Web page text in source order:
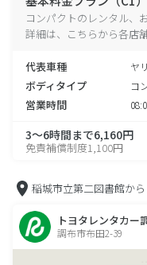
コンパクトのレンタル、
詳細は、こちらから各店
代表車種 ヤ
ボディタイプ コ
営業時間
3～6時間まで6,160円
免責補償制度1,100円
稲城市立第二図書館から
トヨタレンタカー
調布市布田2-39